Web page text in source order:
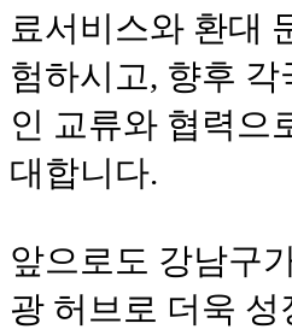
료서비스와 환대
험하시고, 향후 각
인 교류와 협력으
대합니다.
앞으로도 강남구
광 허브로 더욱